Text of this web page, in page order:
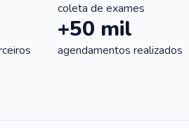
coleta de exames
+50 mil
agendamentos realizados